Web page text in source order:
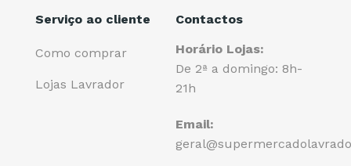
Serviço ao cliente
Como comprar
Lojas Lavrador
Contactos
Horário Lojas:
De 2ª a domingo: 8h-
21h
Email: